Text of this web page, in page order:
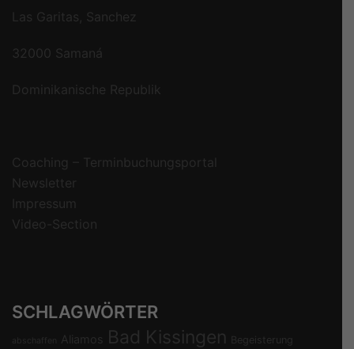
Las Garitas, Sanchez
32000 Samaná
Dominikanische Republik
Coaching – Terminbuchungsportal
Newsletter
Impressum
Video-Section
SCHLAGWÖRTER
abschaffen Aliamos Bad Kissingen Begeisterung